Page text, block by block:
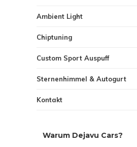
Ambient Light
Chiptuning
Custom Sport Auspuff
Sternenhimmel & Autogurt
Kontakt
Warum Dejavu Cars?